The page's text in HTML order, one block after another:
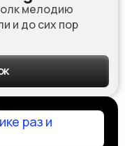
мелодию
и до сих пор
раз и